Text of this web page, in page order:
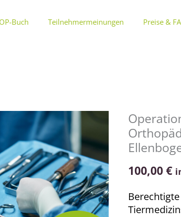
OP-Buch Teilnehmermeinungen Preise &
100,00€
Operationen
beim
Kleintier
16:
2